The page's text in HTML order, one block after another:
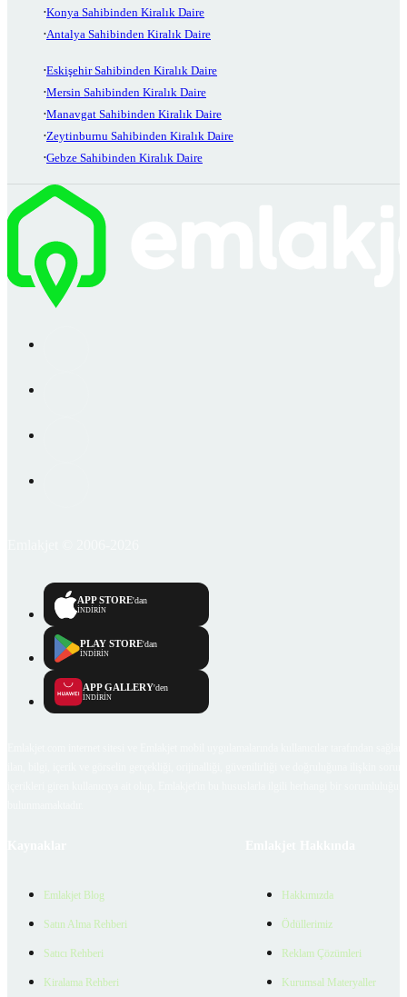
Konya Sahibinden Kiralık Daire
Antalya Sahibinden Kiralık Daire
Eskişehir Sahibinden Kiralık Daire
Mersin Sahibinden Kiralık Daire
Manavgat Sahibinden Kiralık Daire
Zeytinburnu Sahibinden Kiralık Daire
Gebze Sahibinden Kiralık Daire
APP STORE'dan
İNDİRİN
PLAY STORE'dan
İNDİRİN
APP GALLERY'den
İNDİRİN
Emlakjet Blog
Satın Alma Rehberi
Satıcı Rehberi
Kiralama Rehberi
Hakkımızda
Ödüllerimiz
Reklam Çözümleri
Kurumsal Materyaller